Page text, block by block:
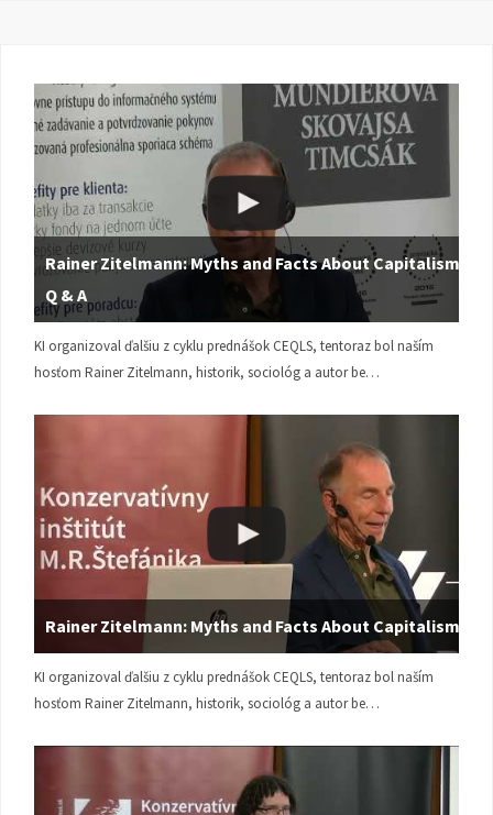
Rainer Zitelmann: Myths and Facts About Capitalism |
Q & A
KI organizoval ďalšiu z cyklu prednášok CEQLS, tentoraz bol naším
hosťom Rainer Zitelmann, historik, sociológ a autor be…
Rainer Zitelmann: Myths and Facts About Capitalism
KI organizoval ďalšiu z cyklu prednášok CEQLS, tentoraz bol naším
hosťom Rainer Zitelmann, historik, sociológ a autor be…